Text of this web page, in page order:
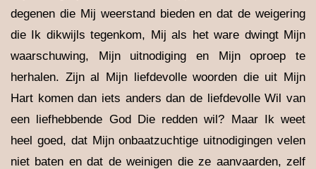
degenen die Mij weerstand bieden en dat de weigering
die Ik dikwijls tegenkom, Mij als het ware dwingt Mijn
waarschuwing, Mijn uitnodiging en Mijn oproep te
herhalen. Zijn al Mijn liefdevolle woorden die uit Mijn
Hart komen dan iets anders dan de liefdevolle Wil van
een liefhebbende God Die redden wil? Maar Ik weet
heel goed, dat Mijn onbaatzuchtige uitnodigingen velen
niet baten en dat de weinigen die ze aanvaarden, zelf